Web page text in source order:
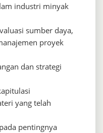
industri minyak
sumber daya,
proyek
dan strategi
yang telah
pentingnya